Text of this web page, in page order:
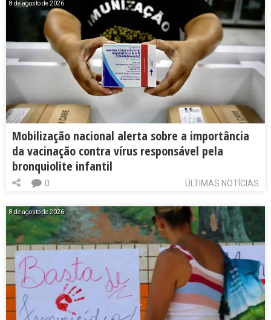
8 de agosto de 2026
Mobilização nacional alerta sobre a importância
da vacinação contra vírus responsável pela
bronquiolite infantil
ÚLTIMAS NOTÍCIAS
0
8 de agosto de 2026